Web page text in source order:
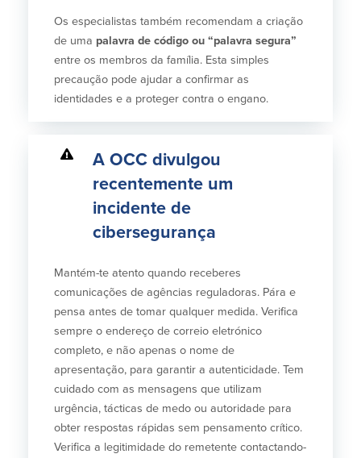
Os especialistas também recomendam a criação
de uma palavra de código ou “palavra segura”
entre os membros da família. Esta simples
precaução pode ajudar a confirmar as
identidades e a proteger contra o engano.
A OCC divulgou
recentemente um
incidente de
cibersegurança
Mantém-te atento quando receberes
comunicações de agências reguladoras. Pára e
pensa antes de tomar qualquer medida. Verifica
sempre o endereço de correio eletrónico
completo, e não apenas o nome de
apresentação, para garantir a autenticidade. Tem
cuidado com as mensagens que utilizam
urgência, tácticas de medo ou autoridade para
obter respostas rápidas sem pensamento crítico.
Verifica a legitimidade do remetente contactando-